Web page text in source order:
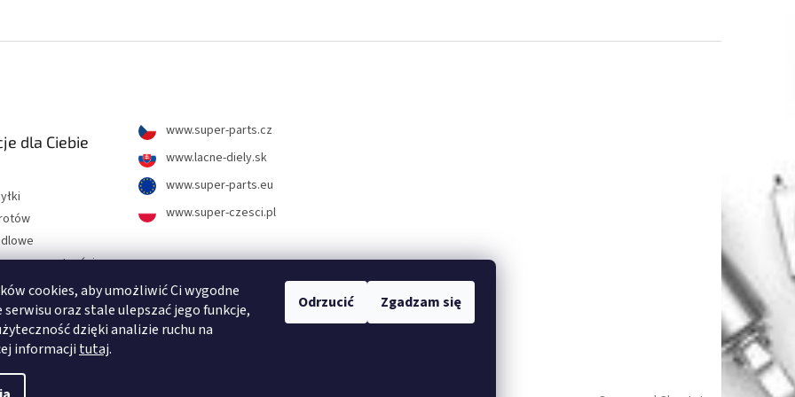
cookies, aby umożliwić Ci wygodne
oraz stale ulepszać jego funkcje,
dzięki analizie ruchu na
informacji tutaj.
Odrzucić Zgadzam się
dla Ciebie
prywatności
pytania
www.super-parts.cz
www.lacne-diely.sk
www.super-parts.eu
www.super-czesci.pl